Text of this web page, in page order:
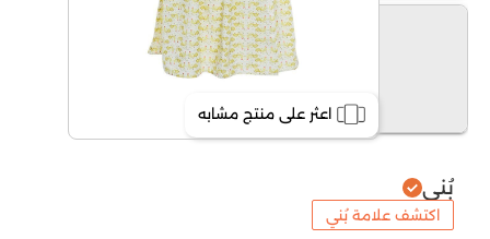
اعثر على منتج مشابه
بُني
اكتشف علامة بُني